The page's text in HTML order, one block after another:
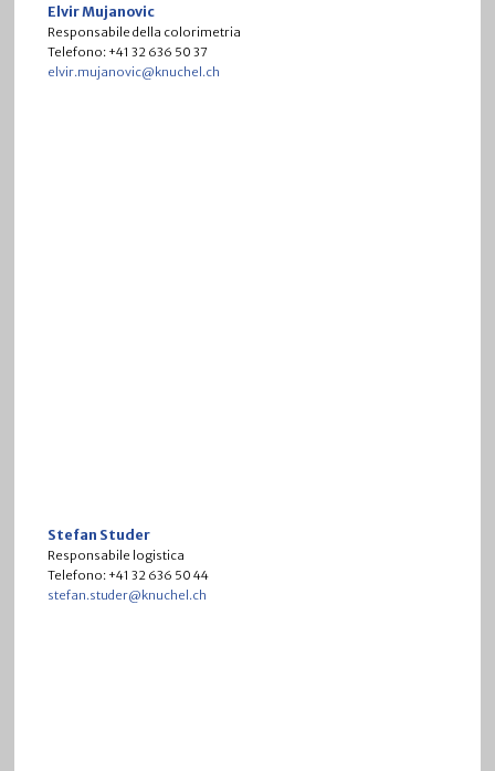
Elvir Mujanovic
Responsabile della colorimetria
Telefono: +41 32 636 50 37
elvir.mujanovic@knuchel.ch
Stefan Studer
Responsabile logistica
Telefono: +41 32 636 50 44
stefan.studer@knuchel.ch